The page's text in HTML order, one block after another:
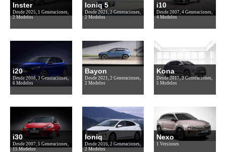
Inster
Desde 2025, 1 Generaciones,
2 Modelos
Ioniq 5
Desde 2021, 2 Generaciones,
2 Modelos
i10
Desde 2007, 4 Generaciones,
4 Modelos
i20
Desde 2008, 3 Generaciones,
6 Modelos
Bayon
Desde 2021, 2 Generaciones,
2 Modelos
Kona
Desde 2017, 3 Generaciones,
5 Modelos
i30
Desde 2007, 5 Generaciones,
15 Modelos
Ioniq
Desde 2016, 2 Generaciones,
2 Modelos
Nexo
1 Versiones